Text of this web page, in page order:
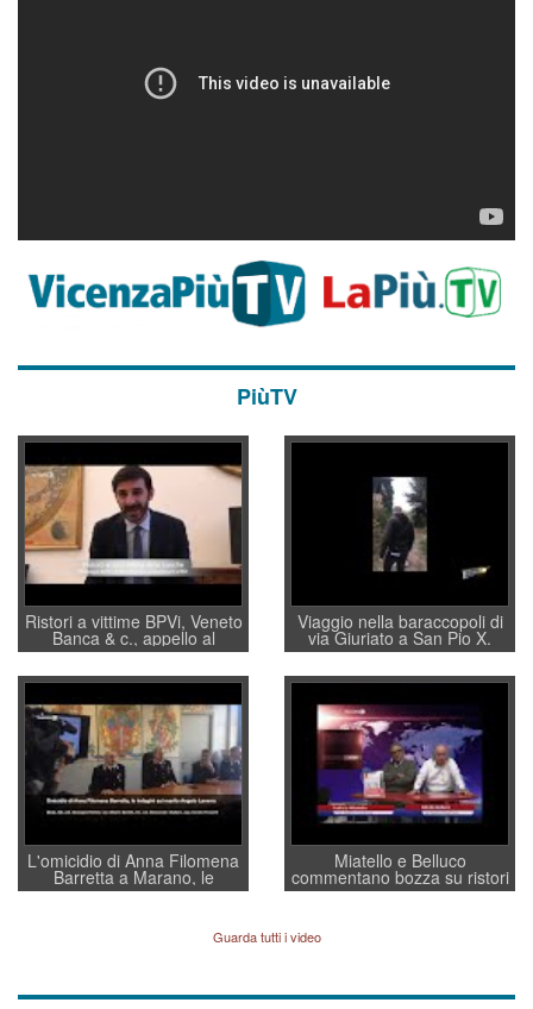
PiùTV
Ristori a vittime BPVi, Veneto
Banca & c., appello al
sottosegretario Alessio
Villarosa: per mettere ordine
convochi con Di Maio CNCU
a supporto della cabina di
regia al Mef
Viaggio nella baraccopoli di
via Giuriato a San Pio X.
Vicenza ai Vicentini: “faremo
un regalo di Natale ai
residenti”
L'omicidio di Anna Filomena
Barretta a Marano, le
indagini dei carabinieri di
Lavarra: più avvincenti di
quelle di... Barbara D'Urso
Miatello e Belluco
commentano bozza su ristori
BPVi e Veneto Banca
Guarda tutti i video